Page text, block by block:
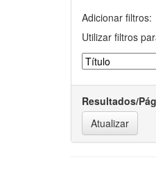
Adicionar filtros:
Utilizar filtros
Resultados/